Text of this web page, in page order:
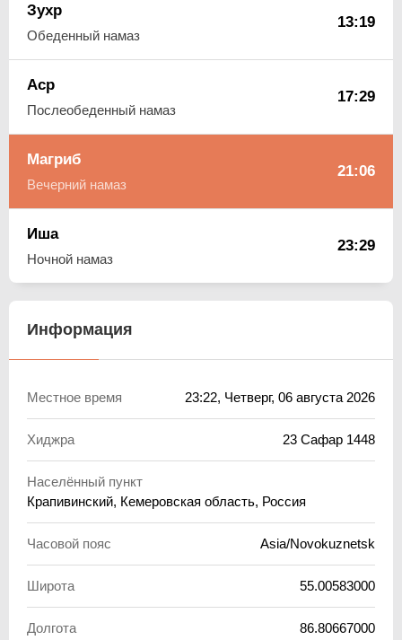
Зухр
Обеденный намаз
13:19
Аср
Послеобеденный намаз
17:29
Магриб
Вечерний намаз
21:06
Иша
Ночной намаз
23:29
Информация
Местное время 23:22, Четверг, 06 августа 2026
Хиджра 23 Сафар 1448
Населённый пункт
Крапивинский, Кемеровская область, Россия
Часовой пояс Asia/Novokuznetsk
Широта 55.00583000
Долгота 86.80667000